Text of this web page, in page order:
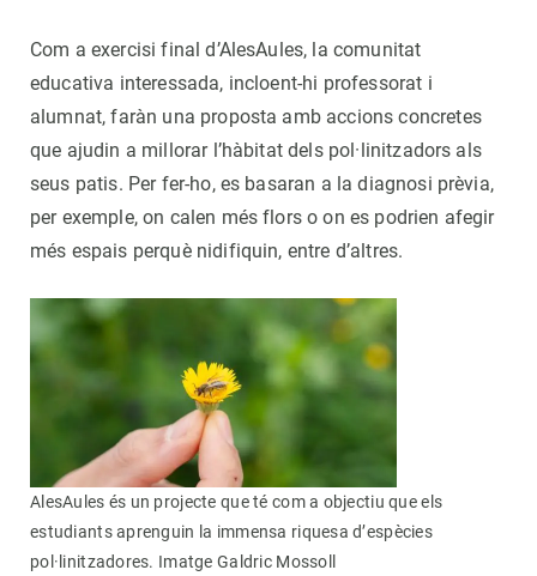
Com a exercisi final d’AlesAules, la comunitat
educativa interessada, incloent-hi professorat i
alumnat, faràn una proposta amb accions concretes
que ajudin a millorar l’hàbitat dels pol·linitzadors als
seus patis. Per fer-ho, es basaran a la diagnosi prèvia,
per exemple, on calen més flors o on es podrien afegir
més espais perquè nidifiquin, entre d’altres.
AlesAules és un projecte que té com a objectiu que els
estudiants aprenguin la immensa riquesa d’espècies
pol·linitzadores. Imatge Galdric Mossoll